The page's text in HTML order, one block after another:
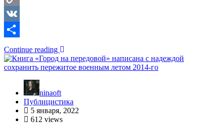
Copy
Link
VK
Отправить
Continue reading
ninaoft
Публицистика
5 января, 2022
612 views